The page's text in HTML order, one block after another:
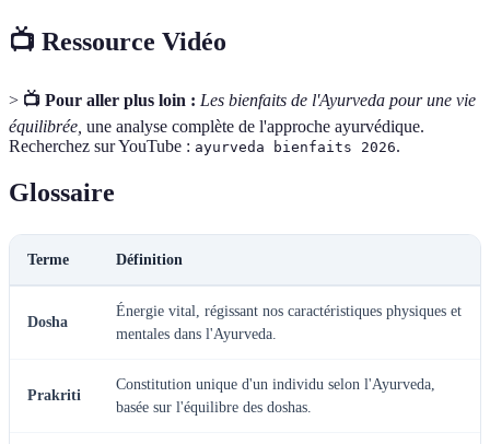
📺 Ressource Vidéo
> 📺 Pour aller plus loin : Les bienfaits de l'Ayurveda pour une vie
équilibrée, une analyse complète de l'approche ayurvédique.
Recherchez sur YouTube : ayurveda bienfaits 2026.
Glossaire
Terme Définition
Dosha
Énergie vital, régissant nos caractéristiques physiques et
mentales dans l'Ayurveda.
Prakriti
Constitution unique d'un individu selon l'Ayurveda,
basée sur l'équilibre des doshas.